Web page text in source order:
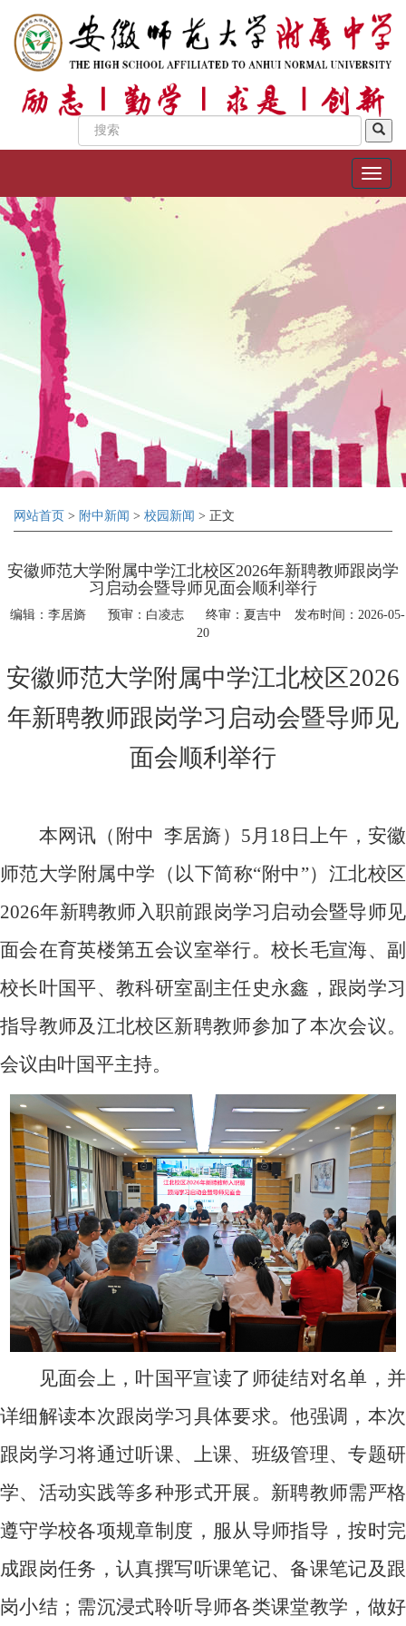
网站首页 > 附中新闻 > 校园新闻 > 正文
安徽师范大学附属中学江北校区2026年新聘教师跟岗学
习启动会暨导师见面会顺利举行
编辑：李居旖 预审：白凌志 终审：夏吉中
发布时间：2026-05-
20
安徽师范大学附属中学江北校区2026
年新聘教师跟岗学习启动会暨导师见
面会顺利举行
本网讯（附中 李居旖） 5月 18 日上午，安徽
师范大学附属中学（以下简称“附中”）江北校区
2026年新聘教师入职前跟岗学习启动会暨导师见
面会在育英楼第五会议室举行。校长毛宣海、副
校长叶国平、教科研室副主任史永鑫，跟岗学习
指导教师及江北校区新聘教师参加了本次会议。
会议由叶国平主持。
见面会上，叶国平宣读了师徒结对名单，并
详细解读本次跟岗学习具体要求。他强调，本次
跟岗学习将通过听课、上课、班级管理、专题研
学、活动实践等多种形式开展。新聘教师需严格
遵守学校各项规章制度，服从导师指导，按时完
成跟岗任务，认真撰写听课笔记、备课笔记及跟
岗小结；需沉浸式聆听导师各类课堂教学，做好